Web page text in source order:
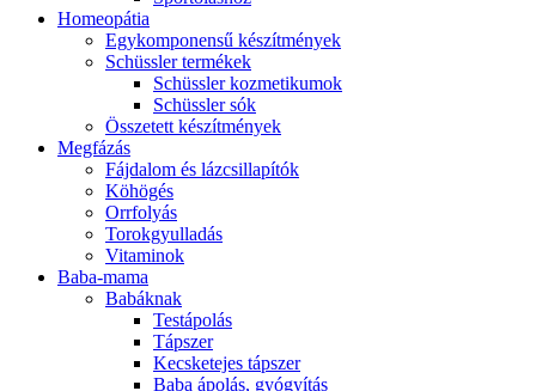
Homeopátia
Egykomponensű készítmények
Schüssler termékek
Schüssler kozmetikumok
Schüssler sók
Összetett készítmények
Megfázás
Fájdalom és lázcsillapítók
Köhögés
Orrfolyás
Torokgyulladás
Vitaminok
Baba-mama
Babáknak
Testápolás
Tápszer
Kecsketejes tápszer
Baba ápolás, gyógyítás